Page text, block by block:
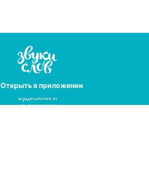
Открытьв приложении
Лучшие
аудиокниги
на русском